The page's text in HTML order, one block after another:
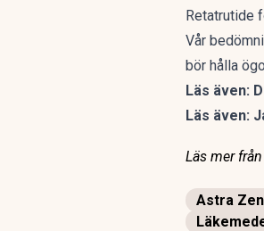
Retatrutide
Vår
bör hålla
Läs även:
Läs även:
Läs mer
Astra